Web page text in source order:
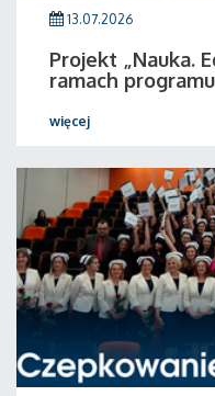
13.07.2026
Projekt „Nauka.
ramach
więcej